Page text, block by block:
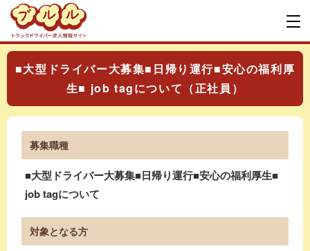
■大型ドライバー大募集■日帰り運行■安心の福利厚
生■ job tagについて（正社員）
募集職種
■大型ドライバー大募集■日帰り運行■安心の福利厚生■
job tagについて
対象となる方